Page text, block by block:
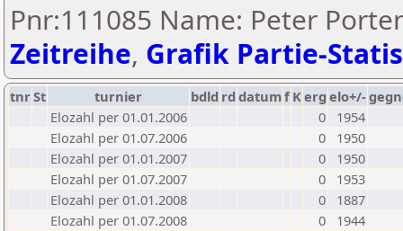
Pnr:111085 Name: Peter
Zeitreihe, Grafik Partie-
tnrSt turnier bdld rd datumf Kerg elo+/-
Elozahl per 01.01.2006
0
1954
Elozahl per 01.07.2006
0
1950
Elozahl per 01.01.2007
0
1950
Elozahl per 01.07.2007
0
1953
Elozahl per 01.01.2008
0
1887
Elozahl per 01.07.2008
0
1944